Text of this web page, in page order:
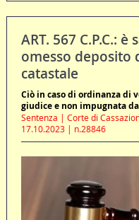
ART. 567 C.P.C.:
omesso deposito
catastale
Ciò in caso di ordinanza di
giudice e non impugnata
Sentenza | Corte di
17.10.2023 | n.28846